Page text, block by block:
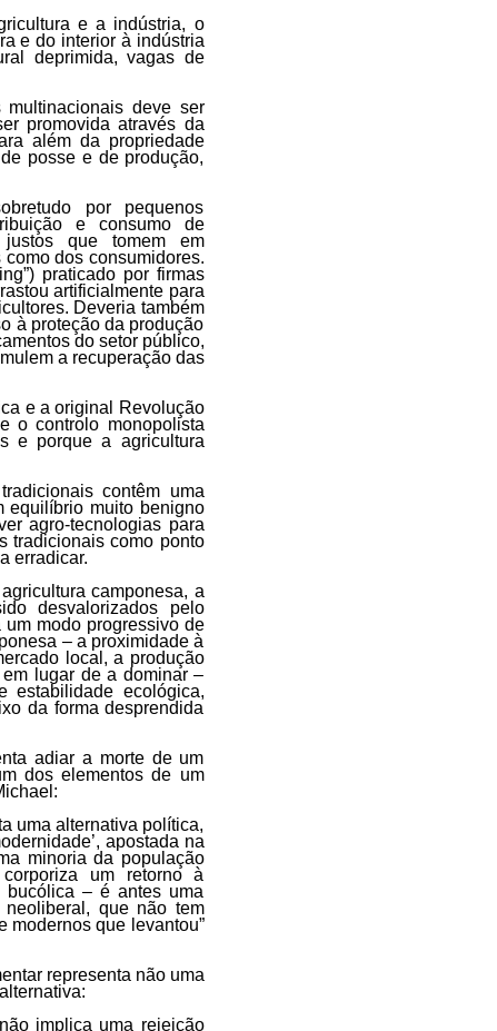
e a indústria, o
e do interior à indústria
deprimida, vagas de
deve ser
promovida através da
além da propriedade
posse e de produção,
por pequenos
e consumo de
que tomem em
dos consumidores.
praticado por firmas
artificialmente para
Deveria também
à proteção da produção
do setor público,
a recuperação das
e a original Revolução
o controlo monopolista
e porque a agricultura
contêm uma
equilíbrio muito benigno
agro-tecnologias para
tradicionais como ponto
erradicar.
camponesa, a
desvalorizados pelo
modo progressivo de
– a proximidade à
local, a produção
lugar de a dominar –
estabilidade ecológica,
da forma desprendida
adiar a morte de um
dos elementos de um
uma alternativa política,
apostada na
minoria da população
um retorno à
bucólica – é antes uma
neoliberal, que não tem
modernos que levantou”
representa não uma
implica uma rejeição